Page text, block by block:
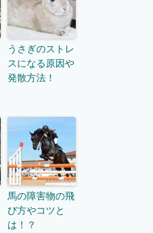
うさぎのストレ
スになる原因や
発散方法！
馬の障害物の飛
び方やコツと
は！？